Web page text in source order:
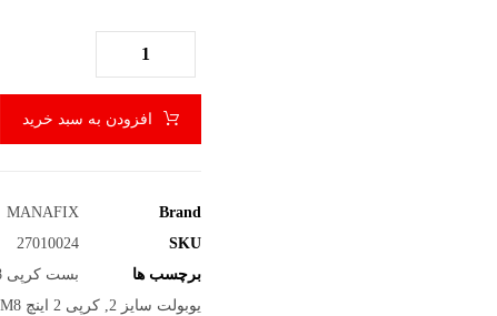
افزودن به سبد خرید
Brand
MANAFIX
SKU
27010024
برچسب ها
بست کرپی M8
یوبولت سایز 2
,کرپی 2 اینچ M8